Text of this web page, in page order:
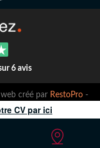
6 avis
créé par RestoPro-
CV par ici